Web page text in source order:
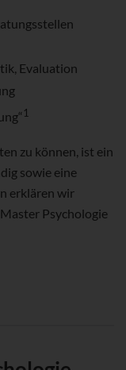
Evaluation
1
zu können, ist ein
sowie eine
erklären wir
Psychologie